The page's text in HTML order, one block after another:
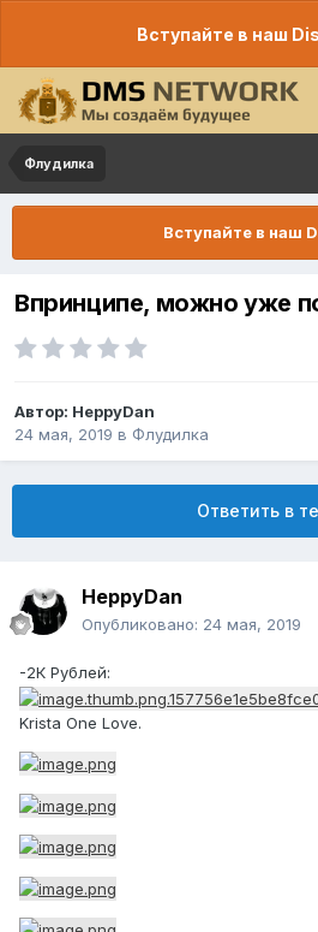
Вступайте в наш
Флудилка
Вступайте в наш
Впринципе, можно уже
Автор: HeppyDan
24 мая, 2019 в Флудилка
Ответить в
HeppyDan
Опубликовано: 24 мая, 2019
-2К Рублей:
Krista One Love.